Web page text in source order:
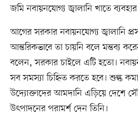
জমি নবায়নযোগ্য জ্বালানি খাতে
আগের সরকার নবায়নযোগ্য জ্বালানি
আন্তরিকভাবে তা চায়নি বলে মন্তব্য
বলেন, সরকার চাইলে এটি হতো।
সব সমস্যা চিহ্নিত করতে হবে। শুল্ক
উদ্যোক্তাদের আমদানি এড়িয়ে দেশে
উৎপাদনের পরামর্শ দেন তিনি।